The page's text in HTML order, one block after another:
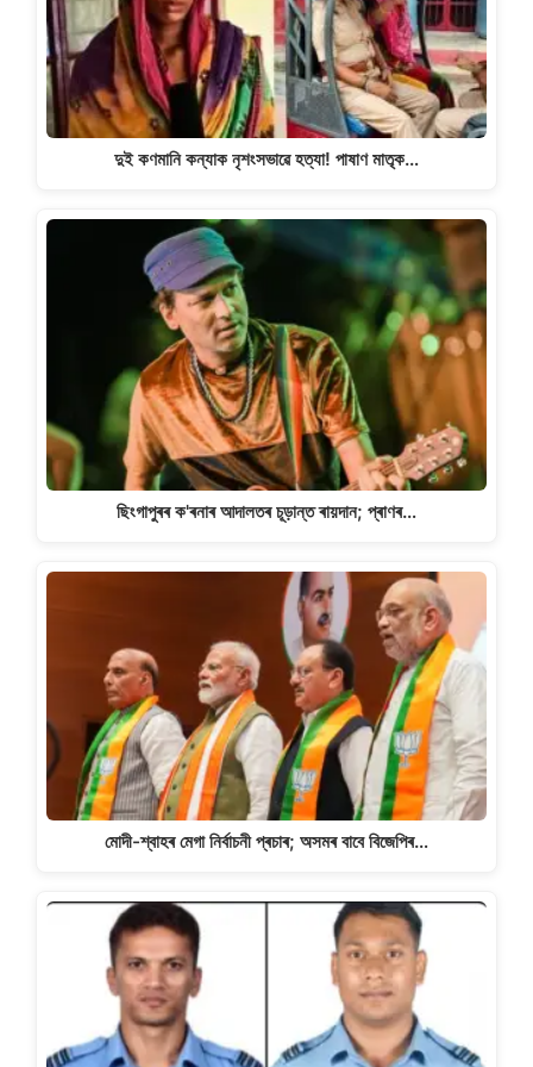
দুই কণমানি কন্যাক নৃশংসভাৱে হত্যা! পাষাণ মাতৃক…
ছিংগাপুৰৰ ক'ৰনাৰ আদালতৰ চূড়ান্ত ৰায়দান; প্ৰাণৰ…
মোদী-শ্বাহৰ মেগা নিৰ্বাচনী প্ৰচাৰ; অসমৰ বাবে বিজেপিৰ…